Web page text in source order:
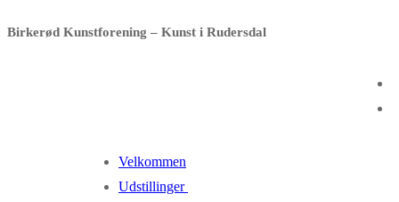
Birkerød Kunstforening – Kunst i Rudersdal
Velkommen
Udstillinger